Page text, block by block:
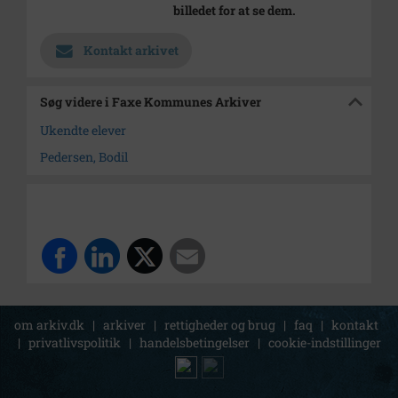
billedet for at se dem.
Kontakt arkivet
Søg videre i Faxe Kommunes Arkiver
Ukendte elever
Pedersen, Bodil
om arkiv.dk | arkiver | rettigheder og brug | faq | kontakt
| privatlivspolitik | handelsbetingelser | cookie-indstillinger